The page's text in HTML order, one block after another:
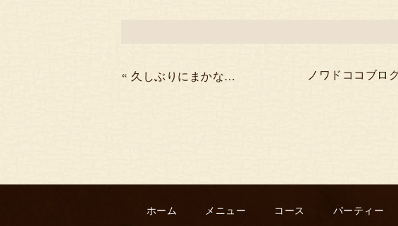
« 久しぶりにまかないのお話です。 ノワドココブロ
ホーム メニュー コース パーティー